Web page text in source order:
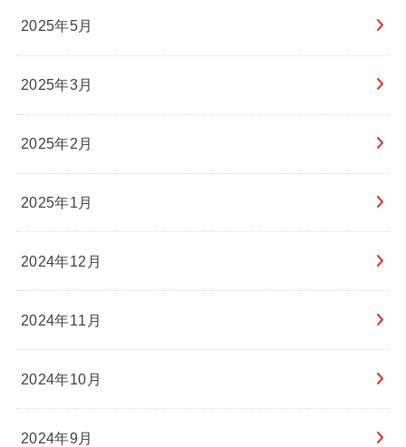
2025年5月
2025年3月
2025年2月
2025年1月
2024年12月
2024年11月
2024年10月
2024年9月